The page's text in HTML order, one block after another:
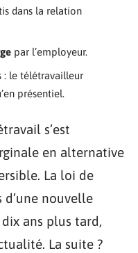
dans la relation
par l’employeur.
: le télétravailleur
présentiel.
s’est
en alternative
La loi de
d’une nouvelle
ans plus tard,
La suite ?